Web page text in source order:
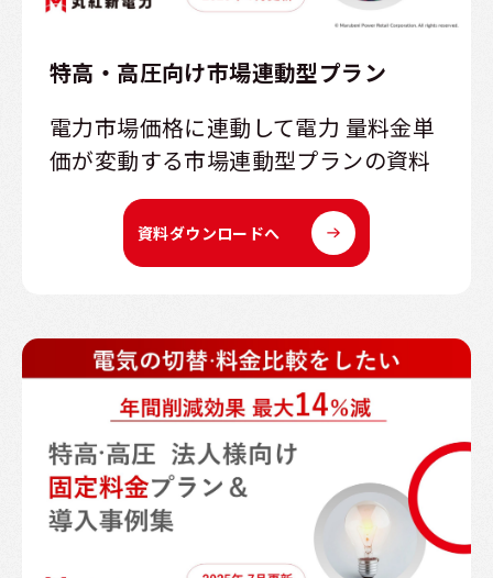
特高・高圧向け市場連動型プラン
電力市場価格に連動して電力 量料金単
価が変動する市場連動型プランの資料
資料ダウンロードへ